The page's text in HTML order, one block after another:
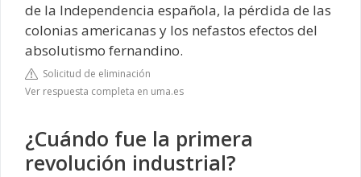
de la Independencia española, la pérdida de las
colonias americanas y los nefastos efectos del
absolutismo fernandino.
Solicitud de eliminación
Ver respuesta completa en uma.es
¿Cuándo fue la primera
revolución industrial?